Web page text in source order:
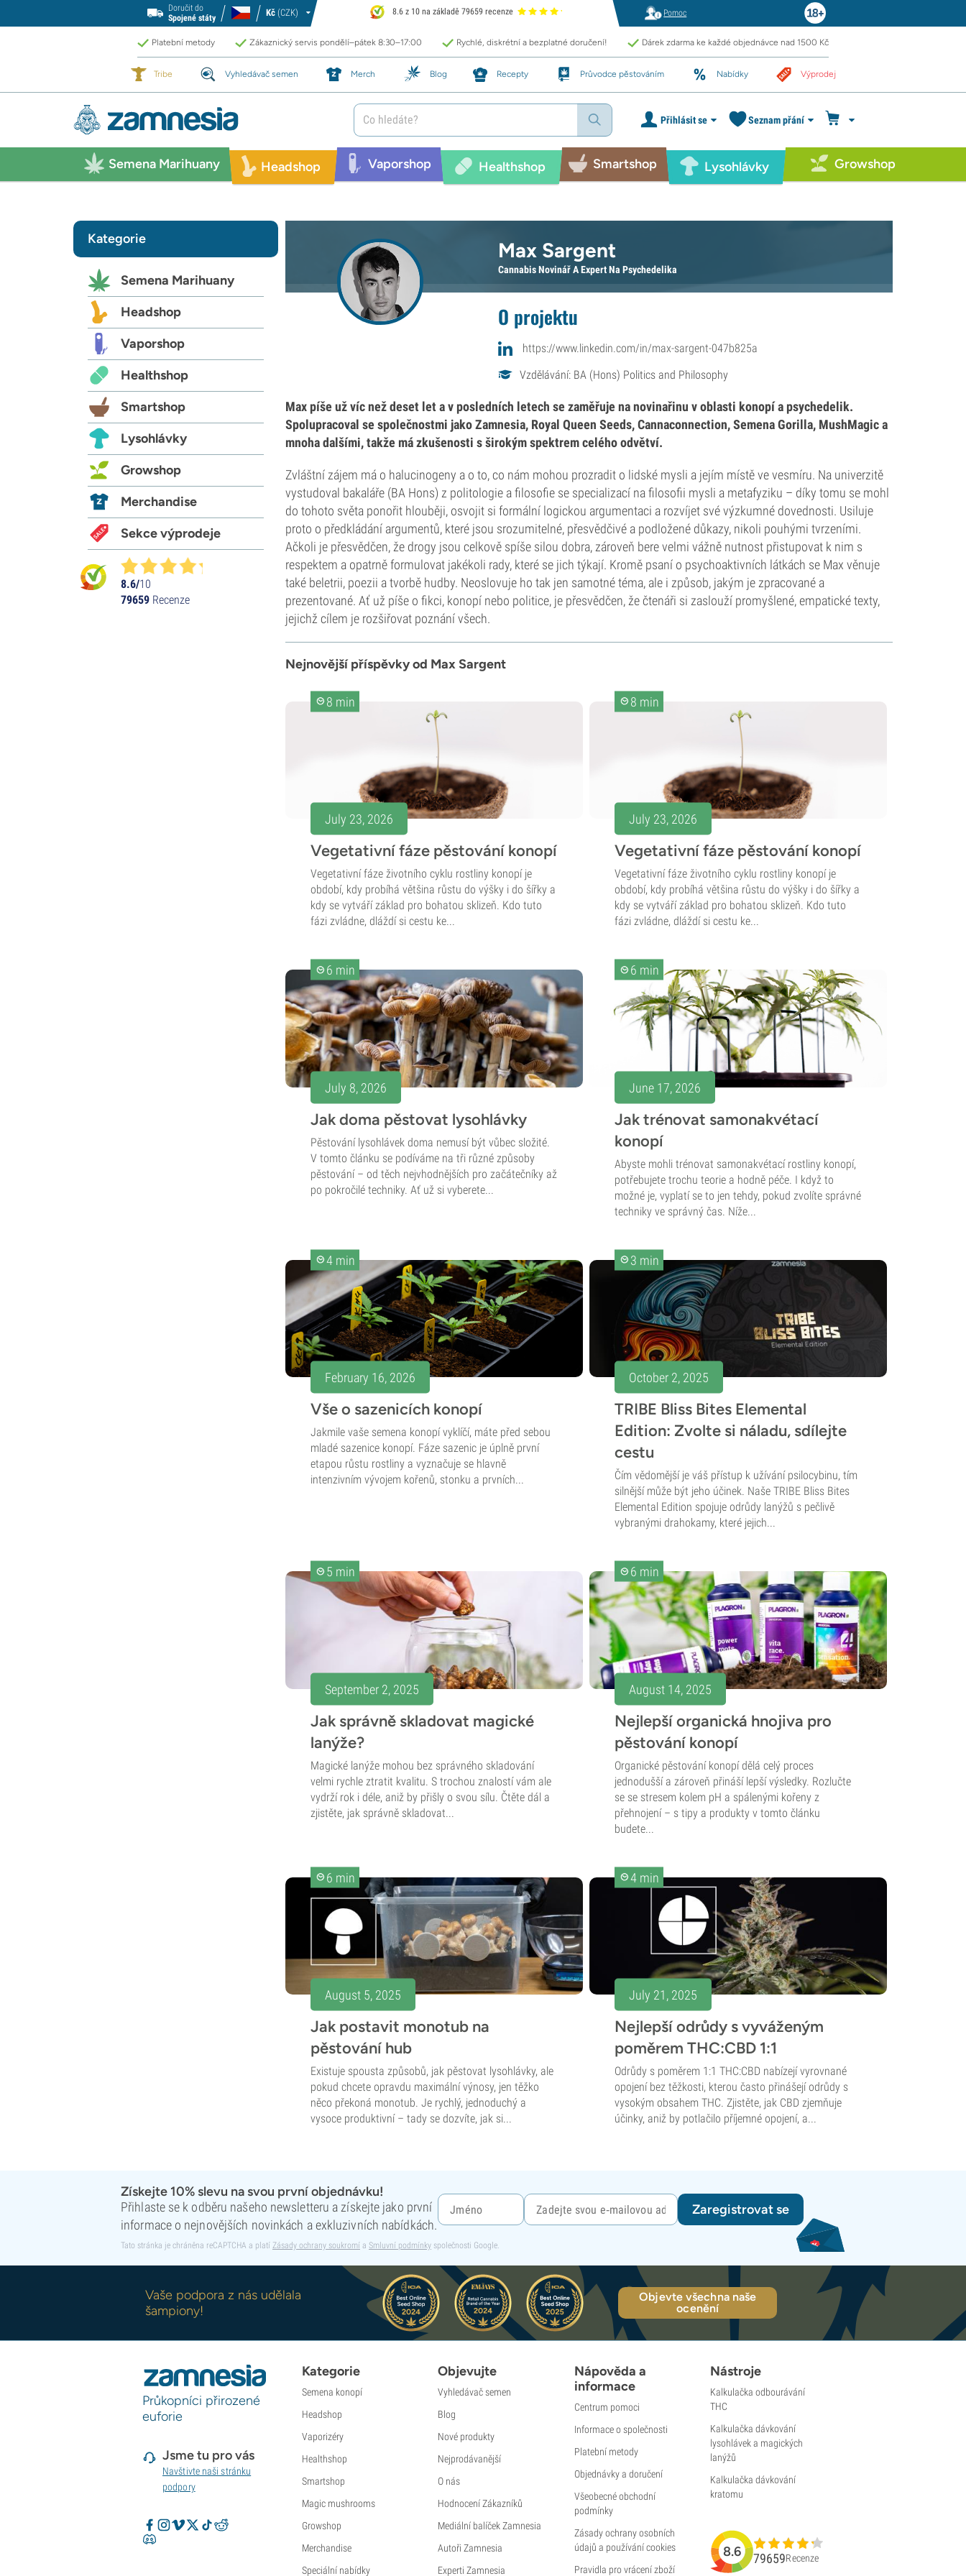
Doručit do
Spojené státy
Kč (CZK) 8.6 z 10 na základě 79659 recenze Pomoc
Platební metody Zákaznický servis pondělí–pátek 8:30–17:00 Rychlé, diskrétní a bezplatné doručení! Dárek zdarma ke každé objednávce nad 1500 Kč
Tribe Vyhledávač semen Merch Blog Recepty Průvodce pěstováním Nabídky Výprodej
Přihlásit se Seznam přání
Semena Marihuany Headshop Vaporshop Healthshop Smartshop Lysohlávky Growshop
Max Sargent
Cannabis Novinář A Expert Na Psychedelika
O projektu
https://www.linkedin.com/in/max-sargent-047b825a
Vzdělávání: BA (Hons) Politics and Philosophy
Max píše už víc než deset let a v posledních letech se zaměřuje na novinařinu v oblasti konopí a psychedelik.
Spolupracoval se společnostmi jako Zamnesia, Royal Queen Seeds, Cannaconnection, Semena Gorilla, MushMagic a
mnoha dalšími, takže má zkušenosti s širokým spektrem celého odvětví.
Zvláštní zájem má o halucinogeny a o to, co nám mohou prozradit o lidské mysli a jejím místě ve vesmíru. Na univerzitě
vystudoval bakaláře (BA Hons) z politologie a filosofie se specializací na filosofii mysli a metafyziku – díky tomu se mohl
do tohoto světa ponořit hlouběji, osvojit si formální logickou argumentaci a rozvíjet své výzkumné dovednosti. Usiluje
proto o předkládání argumentů, které jsou srozumitelné, přesvědčivé a podložené důkazy, nikoli pouhými tvrzeními.
Ačkoli je přesvědčen, že drogy jsou celkově spíše silou dobra, zároveň bere velmi vážně nutnost přistupovat k nim s
respektem a opatrně formulovat jakékoli rady, které se jich týkají. Kromě psaní o psychoaktivních látkách se Max věnuje
také beletrii, poezii a tvorbě hudby. Neoslovuje ho tak jen samotné téma, ale i způsob, jakým je zpracované a
prezentované. Ať už píše o fikci, konopí nebo politice, je přesvědčen, že čtenáři si zaslouží promyšlené, empatické texty,
jejichž cílem je rozšiřovat poznání všech.
Nejnovější příspěvky od Max Sargent
8 min
July 23, 2026
Vegetativní fáze pěstování konopí
Vegetativní fáze životního cyklu rostliny konopí je
období, kdy probíhá většina růstu do výšky i do šířky a
kdy se vytváří základ pro bohatou sklizeň. Kdo tuto
fázi zvládne, dláždí si cestu ke...
8 min
July 23, 2026
Vegetativní fáze pěstování konopí
Vegetativní fáze životního cyklu rostliny konopí je
období, kdy probíhá většina růstu do výšky i do šířky a
kdy se vytváří základ pro bohatou sklizeň. Kdo tuto
fázi zvládne, dláždí si cestu ke...
6 min
July 8, 2026
Jak doma pěstovat lysohlávky
Pěstování lysohlávek doma nemusí být vůbec složité.
V tomto článku se podíváme na tři různé způsoby
pěstování – od těch nejvhodnějších pro začátečníky až
po pokročilé techniky. Ať už si vyberete...
6 min
June 17, 2026
Jak trénovat samonakvétací
konopí
Abyste mohli trénovat samonakvétací rostliny konopí,
potřebujete trochu teorie a hodně péče. I když to
možné je, vyplatí se to jen tehdy, pokud zvolíte správné
techniky ve správný čas. Níže...
4 min
February 16, 2026
Vše o sazenicích konopí
Jakmile vaše semena konopí vyklíčí, máte před sebou
mladé sazenice konopí. Fáze sazenic je úplně první
etapou růstu rostliny a vyznačuje se hlavně
intenzivním vývojem kořenů, stonku a prvních...
3 min
October 2, 2025
TRIBE Bliss Bites Elemental
Edition: Zvolte si náladu, sdílejte
cestu
Čím vědomější je váš přístup k užívání psilocybinu, tím
silnější může být jeho účinek. Naše TRIBE Bliss Bites
Elemental Edition spojuje odrůdy lanýžů s pečlivě
vybranými drahokamy, které jejich...
5 min
September 2, 2025
Jak správně skladovat magické
lanýže?
Magické lanýže mohou bez správného skladování
velmi rychle ztratit kvalitu. S trochou znalostí vám ale
vydrží rok i déle, aniž by přišly o svou sílu. Čtěte dál a
zjistěte, jak správně skladovat...
6 min
August 14, 2025
Nejlepší organická hnojiva pro
pěstování konopí
Organické pěstování konopí dělá celý proces
jednodušší a zároveň přináší lepší výsledky. Rozlučte
se se stresem kolem pH a spálenými kořeny z
přehnojení – s tipy a produkty v tomto článku
budete...
6 min
August 5, 2025
Jak postavit monotub na
pěstování hub
Existuje spousta způsobů, jak pěstovat lysohlávky, ale
pokud chcete opravdu maximální výnosy, jen těžko
něco překoná monotub. Je rychlý, jednoduchý a
vysoce produktivní – tady se dozvíte, jak si...
4 min
July 21, 2025
Nejlepší odrůdy s vyváženým
poměrem THC:CBD 1:1
Odrůdy s poměrem 1:1 THC:CBD nabízejí vyrovnané
opojení bez těžkosti, kterou často přinášejí odrůdy s
vysokým obsahem THC. Zjistěte, jak CBD zjemňuje
účinky, aniž by potlačilo příjemné opojení, a...
Kategorie
Semena Marihuany
Headshop
Vaporshop
Healthshop
Smartshop
Lysohlávky
Growshop
Merchandise
Sekce výprodeje
8.6/10
79659 Recenze
Získejte 10% slevu na svou první objednávku!
Přihlaste se k odběru našeho newsletteru a získejte jako první
informace o nejnovějších novinkách a exkluzivních nabídkách.
Zaregistrovat se
Tato stránka je chráněna reCAPTCHA a platí Zásady ochrany soukromí a Smluvní podmínky společnosti Google.
Vaše podpora z nás udělala
šampiony!
Objevte všechna naše
ocenění
Průkopníci přirozené
euforie
Jsme tu pro vás
Navštivte naši stránku
podpory
Kategorie
Semena konopí
Headshop
Vaporizéry
Healthshop
Smartshop
Magic mushrooms
Growshop
Merchandise
Speciální nabídky
Objevujte
Vyhledávač semen
Blog
Nové produkty
Nejprodávanější
O nás
Hodnocení Zákazníků
Mediální balíček Zamnesia
Autoři Zamnesia
Experti Zamnesia
Nápověda a
informace
Centrum pomoci
Informace o společnosti
Platební metody
Objednávky a doručení
Všeobecné obchodní
podmínky
Zásady ochrany osobních
údajů a používání cookies
Pravidla pro vrácení zboží
Nástroje
Kalkulačka odbourávání
THC
Kalkulačka dávkování
lysohlávek a magických
lanýžů
Kalkulačka dávkování
kratomu
8.6 79659Recenze